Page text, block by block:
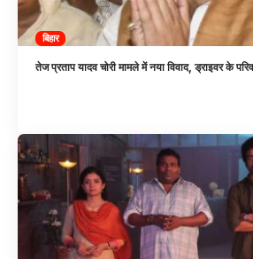
बिहार
तेज प्रताप यादव चोरी मामले में नया विवाद, ड्राइवर के